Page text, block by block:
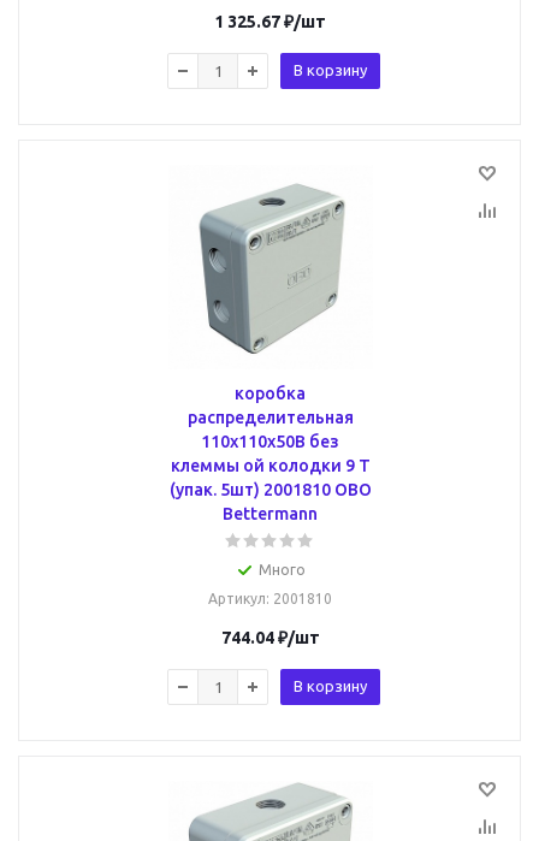
1 325.67₽/шт
В корзину
коробка
распределительная
110x110x50В без
клеммы ой колодки 9 T
(упак. 5шт) 2001810 OBO
Bettermann
Много
Артикул: 2001810
744.04₽/шт
В корзину